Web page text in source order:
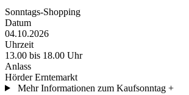
Sonntags-Shopping
Datum
04.10.2026
Uhrzeit
13.00 bis 18.00 Uhr
Anlass
Hörder Erntemarkt
Mehr Informationen zum Kaufsonntag +